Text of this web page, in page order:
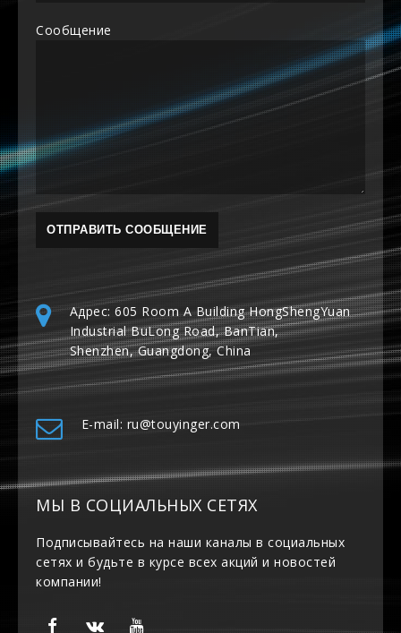
Сообщение
Адрес: 605 Room A Building HongShengYuan
Industrial BuLong Road, BanTian,
Shenzhen, Guangdong, China
E-mail: ru@touyinger.com
МЫ В СОЦИАЛЬНЫХ СЕТЯХ
Подписывайтесь на наши каналы в социальных
сетях и будьте в курсе всех акций и новостей
компании!